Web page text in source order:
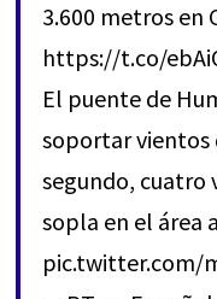
3.600 metros en
https://t.co/
El puente de
soportar vientos
segundo, cuatro
sopla en el área
pic.twitter.com/